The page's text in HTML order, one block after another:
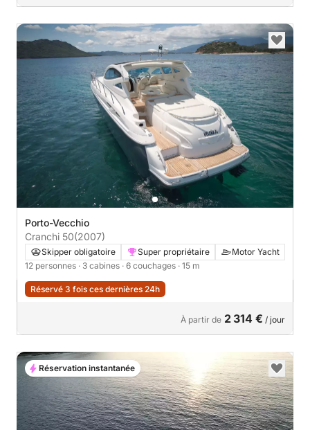
Porto-Vecchio
Cranchi 50(2007)
Skipper obligatoire Super propriétaire
Motor Yacht
12 personnes · 3 cabines · 6 couchages · 15 m
Réservé 3 fois ces dernières 24h
À partir de 2 314 € / jour
Réservation instantanée